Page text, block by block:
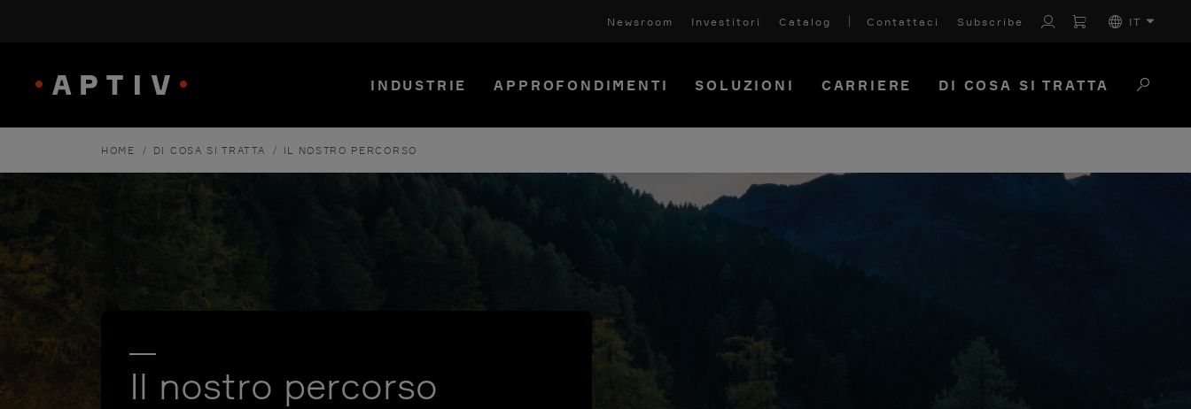
HOME / DI COSA SI TRATTA / IL NOSTRO PERCORSO
Newsroom Investitori Catalog Contattaci Subscribe IT
INDUSTRIE APPROFONDIMENTI SOLUZIONI CARRIERE DI COSA SI TRATTA
Il nostro percorso